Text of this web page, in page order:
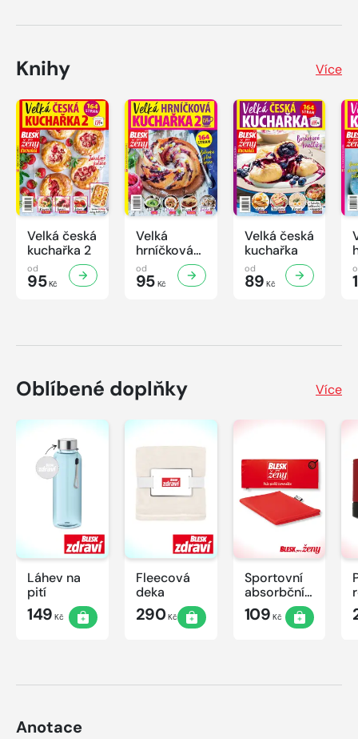
Knihy Více
Velká česká
kuchařka 2
od
95Kč
Velká
hrníčková
kuchařka II
od
95Kč
Velká česká
kuchařka
od
89 Kč
Oblíbené doplňky Více
Láhev na
pití
149 Kč
Fleecová
deka
290Kč
Sportovní
absorbční
ručník
109 Kč
Anotace